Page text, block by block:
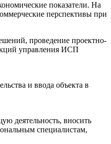
показатели. На
перспективы при
проведение проектно-
управления ИСП
и ввода объекта в
деятельность, вносить
специалистам,